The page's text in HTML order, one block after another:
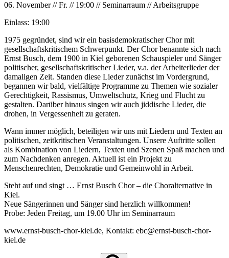
06. November//Fr. // 19:00 // Seminarraum //Arbeitsgruppe
Einlass: 19:00
1975 gegründet, sind wir ein basisdemokratischer Chor mit
gesellschaftskritischem Schwerpunkt. Der Chor benannte sich nach
Ernst Busch, dem 1900 in Kiel geborenen Schauspieler und Sänger
politischer, gesellschaftskritischer Lieder, v.a. der Arbeiterlieder der
damaligen Zeit. Standen diese Lieder zunächst im Vordergrund,
begannen wir bald, vielfältige Programme zu Themen wie sozialer
Gerechtigkeit, Rassismus, Umweltschutz, Krieg und Flucht zu
gestalten. Darüber hinaus singen wir auch jiddische Lieder, die
drohen, in Vergessenheit zu geraten.
Wann immer möglich, beteiligen wir uns mit Liedern und Texten an
politischen, zeitkritischen Veranstaltungen. Unsere Auftritte sollen
als Kombination von Liedern, Texten und Szenen Spaß machen und
zum Nachdenken anregen. Aktuell ist ein Projekt zu
Menschenrechten, Demokratie und Gemeinwohl in Arbeit.
Steht auf und singt … Ernst Busch Chor – die Choralternative in
Kiel.
Neue Sängerinnen und Sänger sind herzlich willkommen!
Probe: Jeden Freitag, um 19.00 Uhr im Seminarraum
www.ernst-busch-chor-kiel.de, Kontakt: ebc@ernst-busch-chor-
kiel.de